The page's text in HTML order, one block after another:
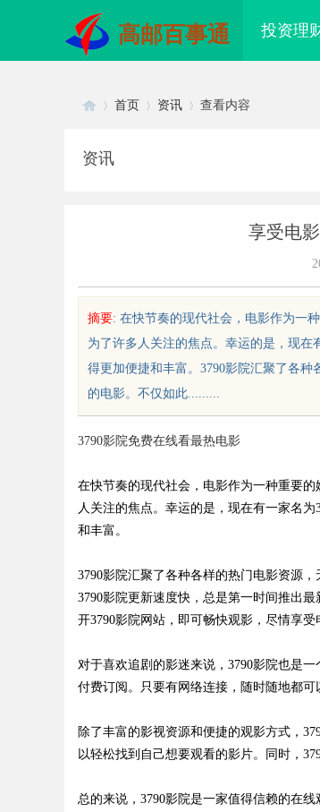
高邮百事通 投资理
sc
uz
首页 资讯 查看内容
资讯
享受电
摘要: 在快节奏的现代社会，电影作为一
为了许多人关注的焦点。幸运的是，现在
得更加便捷和丰富。3790影院汇聚了各
的电影。不仅如此.........
3790影院免费在线看最热电影
在快节奏的现代社会，电影作为一种重要
人关注的焦点。幸运的是，现在有一家名
和丰富。
3790影院汇聚了各种各样的热门电影资源
3790影院更新速度快，总是第一时间推出
开3790影院网站，即可畅快观影，尽情享受
对于喜欢追剧的影迷来说，3790影院也是
付费订阅。只要有网络连接，随时随地都可
除了丰富的影视资源和便捷的观影方式，
以轻松找到自己想要观看的影片。同时，
总的来说，3790影院是一家值得信赖的在
视：引领中国喜剧影视作品的